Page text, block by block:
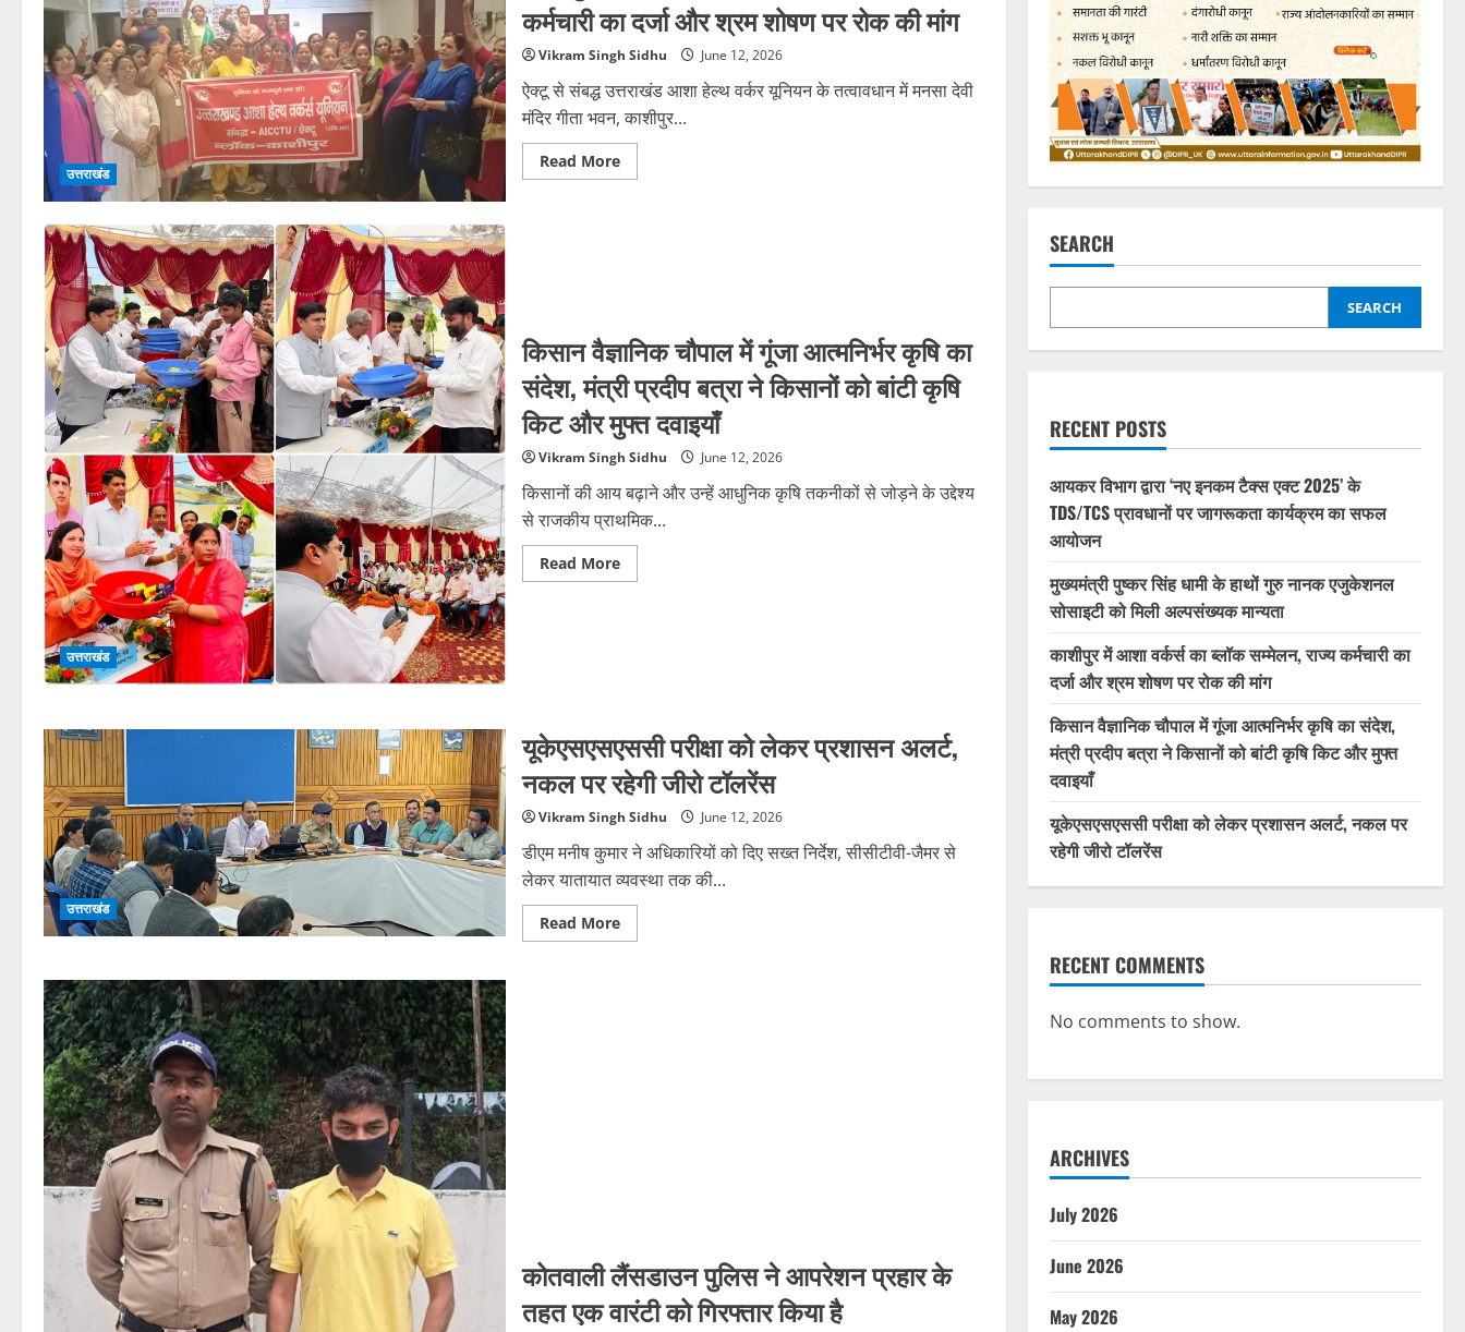
उत्तराखंड
कर्मचारी का दर्जा और श्रम शोषण पर रोक की मांग
Vikram Singh Sidhu June 12, 2026
ऐक्टू से संबद्ध उत्तराखंड आशा हेल्थ वर्कर यूनियन के तत्वावधान में मनसा देवी
मंदिर गीता भवन, काशीपुर...
Read MoreRead
more
का
दर्जा
और
श्रम
शोषण
पर
रोक
की
मांग
उत्तराखंड
किसान वैज्ञानिक चौपाल में गूंजा आत्मनिर्भर कृषि का
संदेश, मंत्री प्रदीप बत्रा ने किसानों को बांटी कृषि
किट और मुफ्त दवाइयाँ
Vikram Singh Sidhu June 12, 2026
किसानों की आय बढ़ाने और उन्हें आधुनिक कृषि तकनीकों से जोड़ने के उद्देश्य
से राजकीय प्राथमिक...
Read MoreRead
more
मंत्री
प्रदीप
बत्रा
ने
को
कृषि
और
दवाइयाँ
उत्तराखंड
यूकेएसएसएससी परीक्षा को लेकर प्रशासन अलर्ट,
नकल पर रहेगी जीरो टॉलरेंस
Vikram Singh Sidhu June 12, 2026
डीएम मनीष कुमार ने अधिकारियों को दिए सख्त निर्देश, सीसीटीवी-जैमर से
लेकर यातायात व्यवस्था तक की...
Read MoreRead
more
कोतवाली लैंसडाउन पुलिस ने आपरेशन प्रहार के
तहत एक वारंटी को गिरफ्तार किया है
SEARCH
SEARCH
RECENT POSTS
आयकर विभाग द्वारा ‘नए इनकम टैक्स एक्ट 2025’ के
TDS/TCS प्रावधानों पर जागरूकता कार्यक्रम का सफल
आयोजन
मुख्यमंत्री पुष्कर सिंह धामी के हाथों गुरु नानक एजुकेशनल
सोसाइटी को मिली अल्पसंख्यक मान्यता
काशीपुर में आशा वर्कर्स का ब्लॉक सम्मेलन, राज्य कर्मचारी का
दर्जा और श्रम शोषण पर रोक की मांग
किसान वैज्ञानिक चौपाल में गूंजा आत्मनिर्भर कृषि का संदेश,
मंत्री प्रदीप बत्रा ने किसानों को बांटी कृषि किट और मुफ्त
दवाइयाँ
यूकेएसएसएससी परीक्षा को लेकर प्रशासन अलर्ट, नकल पर
रहेगी जीरो टॉलरेंस
RECENT COMMENTS
No comments to show.
ARCHIVES
July 2026
June 2026
May 2026